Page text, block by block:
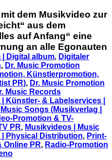
dem Musikvideo zur
aus dem
auf Anfang“ eine
an alle Egonauten
| Digital album, Digitaler
, Dr. Music Promotion
Künstlerpromotion,
PR), Dr. Music Promotion
Music Records
Künstler- & Labelservices |
Music Songs (Musikverlag |
Promotion & TV-
PR, Musikvideos | Music
| Physical Distribution, Print-
Online PR, Radio-Promotion